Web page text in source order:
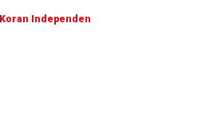
Independen